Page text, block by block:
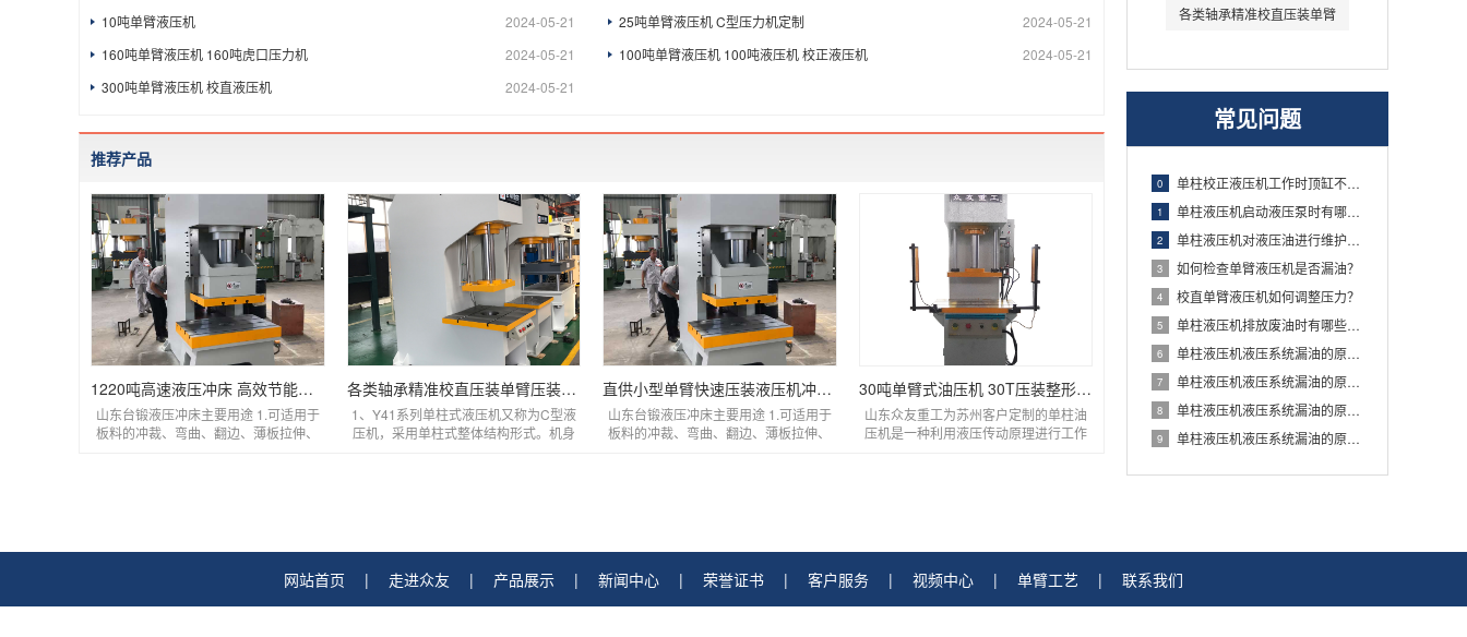
各类轴承精准校直压装单臂
常见问题
0 单柱校正液压机工作时顶缸不退回怎么办？
1 单柱液压机启动液压泵时有哪些注意事项？
2 单柱液压机对液压油进行维护时有哪些注意事项
3 如何检查单臂液压机是否漏油？
4 校直单臂液压机如何调整压力？
5 单柱液压机排放废油时有哪些注意事项？
6 单柱液压机液压系统漏油的原因及解决方法
7 单柱液压机液压系统漏油的原因及解决方法
8 单柱液压机液压系统漏油的原因及解决方法
9 单柱液压机液压系统漏油的原因及解决方法
2024-05-21
10吨单臂液压机 2024-05-21
25吨单臂液压机 C型压力机定制
2024-05-21
160吨单臂液压机 160吨虎口压力机 2024-05-21
100吨单臂液压机 100吨液压机 校正液压机
2024-05-21
300吨单臂液压机 校直液压机
推荐产品
1220吨高速液压冲床 高效节能数控伺服冲孔液压机
山东台锻液压冲床主要用途 1.可适用于
板料的冲裁、弯曲、翻边、薄板拉伸、
各类轴承精准校直压装单臂压装机 小型快速单柱
1、Y41系列单柱式液压机又称为C型液
压机，采用单柱式整体结构形式。机身
直供小型单臂快速压装液压机冲床 单柱式轴承电
山东台锻液压冲床主要用途 1.可适用于
板料的冲裁、弯曲、翻边、薄板拉伸、
30吨单臂式油压机 30T压装整形单柱液压机
山东众友重工为苏州客户定制的单柱油
压机是一种利用液压传动原理进行工作
网站首页 | 走进众友 | 产品展示 | 新闻中心 | 荣誉证书 | 客户服务 | 视频中心 | 单臂工艺 | 联系我们